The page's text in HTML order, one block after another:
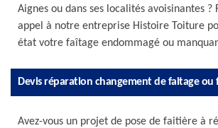
Aignes ou dans ses localités avoisinantes
appel à notre entreprise Histoire Toiture
état votre faîtage endommagé ou
Devis réparation changement de faitage ou
Avez-vous un projet de pose de faitière à